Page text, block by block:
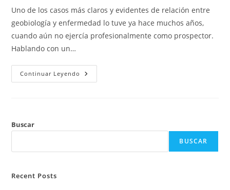
la
entrada:
Uno de los casos más claros y evidentes de relación entre
geobiología y enfermedad lo tuve ya hace muchos años,
cuando aún no ejercía profesionalmente como prospector.
Hablando con un…
Continuar Leyendo Ejemplo
Montse
Buscar
BUSCAR
Recent Posts